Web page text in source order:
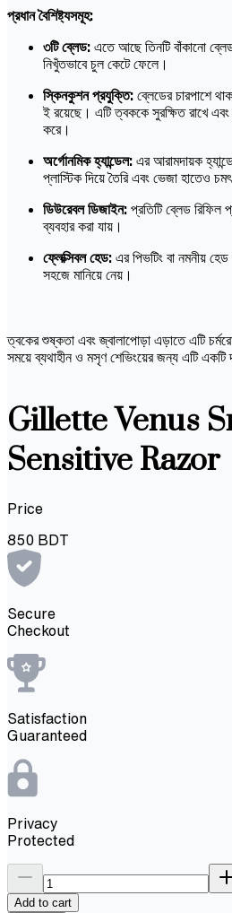
প্রধান বৈশিষ্ট্যসমূহ:
৩টি ব্লেড: এতে আছে তিনটি বাঁকানো
নিখুঁতভাবে চুল কেটে ফেলে।
স্কিনকুশন প্রযুক্তি: ব্লেডের চারপাশে
ই রয়েছে। এটি ত্বককে সুরক্ষিত রাখে
করে।
অর্গোনমিক হ্যান্ডেল: এর আরামদায়ক
প্লাস্টিক দিয়ে তৈরি এবং ভেজা হাতেও
ডিউরেবল ডিজাইন: প্রতিটি ব্লেড রিফিল
ব্যবহার করা যায়।
ফ্লেক্সিবল হেড: এর পিভটিং বা নমনীয়
সহজে মানিয়ে নেয়।
ত্বকের শুষ্কতা এবং জ্বালাপোড়া এড়াতে এটি
সময়ে ব্যথাহীন ও মসৃণ শেভিংয়ের জন্য এটি একটি
Gillette Venus
Sensitive Razor
Price
850 BDT
Secure
Checkout
Satisfaction
Guaranteed
Privacy
Protected
Add to cart